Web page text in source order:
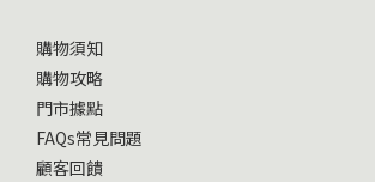
購物須知
購物攻略
門市據點
FAQs常見問題
顧客回饋